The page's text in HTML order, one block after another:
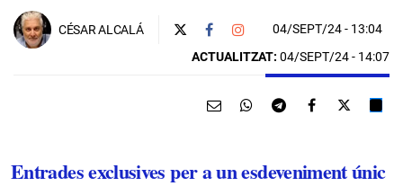
CÉSAR ALCALÁ 04/SEPT/24- 13:04
ACTUALITZAT: 04/SEPT/24 - 14:07
Entrades exclusives per a un esdeveniment únic